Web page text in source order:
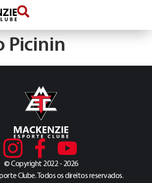
Picinin
© Copyright 2022 - 2026
Clube. Todos os direitos reservados.